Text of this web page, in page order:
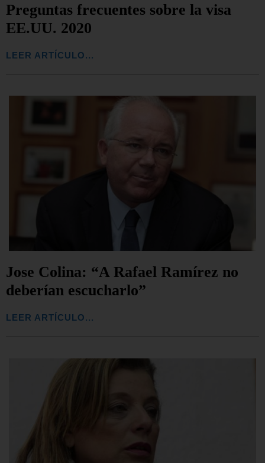
Preguntas frecuentes sobre la visa
EE.UU. 2020
LEER ARTÍCULO...
Jose Colina: “A Rafael Ramírez no
deberían escucharlo”
LEER ARTÍCULO...